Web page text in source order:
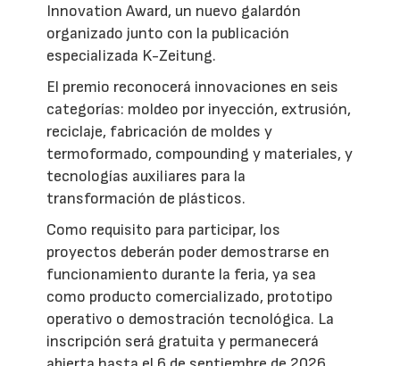
Innovation Award, un nuevo galardón
organizado junto con la publicación
especializada K-Zeitung.
El premio reconocerá innovaciones en seis
categorías: moldeo por inyección, extrusión,
reciclaje, fabricación de moldes y
termoformado, compounding y materiales, y
tecnologías auxiliares para la
transformación de plásticos.
Como requisito para participar, los
proyectos deberán poder demostrarse en
funcionamiento durante la feria, ya sea
como producto comercializado, prototipo
operativo o demostración tecnológica. La
inscripción será gratuita y permanecerá